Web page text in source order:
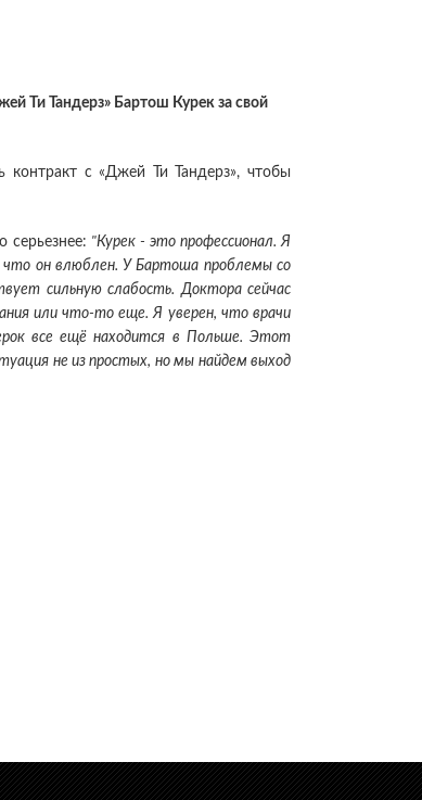
Ти Тандерз» Бартош Курек за свой
с «Джей Ти Тандерз», чтобы
серьезнее: "Курек - это профессионал. Я
что он влюблен. У Бартоша проблемы со
сильную слабость. Доктора сейчас
или что-то еще. Я уверен, что врачи
все ещё находится в Польше. Этот
не из простых, но мы найдем выход